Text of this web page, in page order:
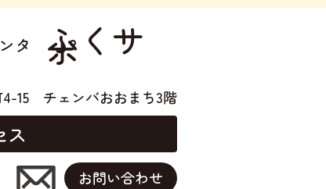
タ
ふくサ
ポ
4-15 チェンバおおまち3階
ス
お問い合わせ